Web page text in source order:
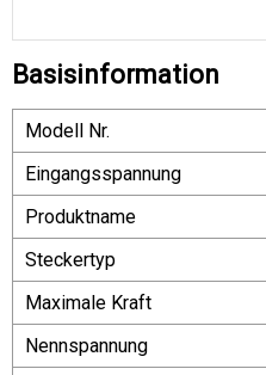
Basisinformation
Modell Nr.
Eingangsspannung
Produktname
Steckertyp
Maximale Kraft
Nennspannung